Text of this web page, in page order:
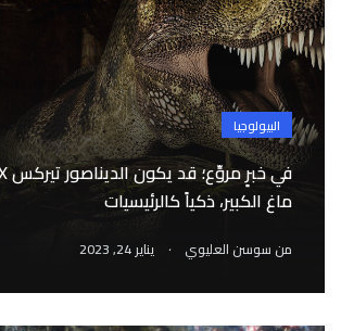
البيولوجيا
ماغ الكبير، ذكياً كالرئيسيات
من سوسن العليوي . يناير 24, 2023